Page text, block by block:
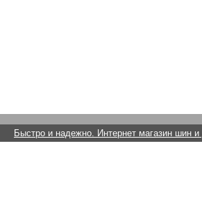
Быстро и надежно. Интернет магазин шин